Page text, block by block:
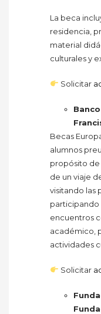
La beca
residencia,
material
culturales y
Solicitar
Becas
alumnos
propósito
de un viaje
visitando las
participando
encuentros
académico,
actividades
Solicitar